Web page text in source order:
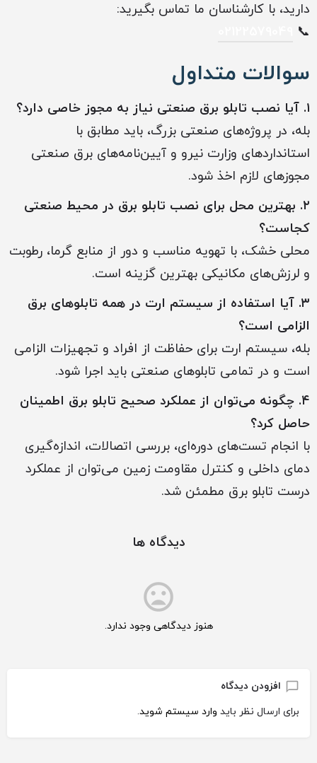
دارید، با کارشناسان ما تماس بگیرید:
📞
سوالات متداول
۱. آیا نصب تابلو برق صنعتی نیاز به مجوز خاصی دارد؟
بله، در پروژه‌های صنعتی بزرگ، باید مطابق با
استانداردهای وزارت نیرو و آیین‌نامه‌های برق صنعتی
مجوزهای لازم اخذ شود.
۲. بهترین محل برای نصب تابلو برق در محیط صنعتی
کجاست؟
محلی خشک، با تهویه مناسب و دور از منابع گرما، رطوبت
و لرزش‌های مکانیکی بهترین گزینه است.
۳. آیا استفاده از سیستم ارت در همه تابلوهای برق
الزامی است؟
بله، سیستم ارت برای حفاظت از افراد و تجهیزات الزامی
است و در تمامی تابلوهای صنعتی باید اجرا شود.
۴. چگونه می‌توان از عملکرد صحیح تابلو برق اطمینان
حاصل کرد؟
با انجام تست‌های دوره‌ای، بررسی اتصالات، اندازه‌گیری
دمای داخلی و کنترل مقاومت زمین می‌توان از عملکرد
درست تابلو برق مطمئن شد.
دیدگاه ها
هنوز دیدگاهی وجود ندارد.
افزودن دیدگاه
برای ارسال نظر باید وارد سیستم شوید.